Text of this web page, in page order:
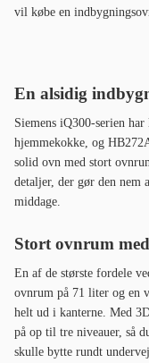
vil købe en
En alsidig
Siemens iQ300-serien
hjemmekokke, og
solid ovn med stort
detaljer, der gør den nem
middage.
Stort ovnrum
En af de største fordele
ovnrum på 71 liter og en
helt ud i kanterne. Med
på op til tre niveauer, så
skulle bytte rundt